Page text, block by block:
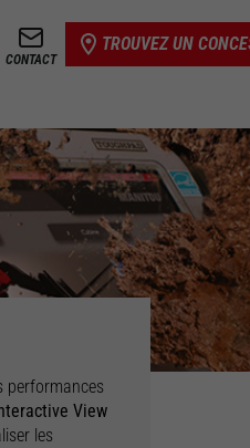
CONTACT
TROUVEZ UN
performances
View
les